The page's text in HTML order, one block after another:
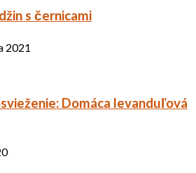
s černicami
2021
Domáca levanduľová